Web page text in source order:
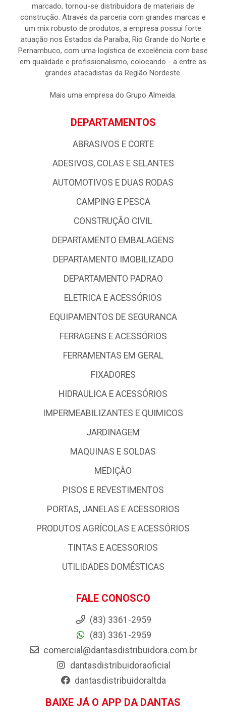
marcado, tornou-se distribuidora de materiais de
construção. Através da parceria com grandes marcas e
um mix robusto de produtos, a empresa possui forte
atuação nos Estados da Paraíba, Rio Grande do Norte e
Pernambuco, com uma logística de excelência com base
em qualidade e profissionalismo, colocando - a entre as
grandes atacadistas da Região Nordeste.
Mais uma empresa do Grupo Almeida.
DEPARTAMENTOS
ABRASIVOS E CORTE
ADESIVOS, COLAS E SELANTES
AUTOMOTIVOS E DUAS RODAS
CAMPING E PESCA
CONSTRUÇÃO CIVIL
DEPARTAMENTO EMBALAGENS
DEPARTAMENTO IMOBILIZADO
DEPARTAMENTO PADRAO
ELETRICA E ACESSÓRIOS
EQUIPAMENTOS DE SEGURANCA
FERRAGENS E ACESSÓRIOS
FERRAMENTAS EM GERAL
FIXADORES
HIDRAULICA E ACESSÓRIOS
IMPERMEABILIZANTES E QUIMICOS
JARDINAGEM
MAQUINAS E SOLDAS
MEDIÇÃO
PISOS E REVESTIMENTOS
PORTAS, JANELAS E ACESSORIOS
PRODUTOS AGRÍCOLAS E ACESSÓRIOS
TINTAS E ACESSORIOS
UTILIDADES DOMÉSTICAS
FALE CONOSCO
(83) 3361-2959
(83) 3361-2959
comercial@dantasdistribuidora.com.br
dantasdistribuidoraoficial
dantasdistribuidoraltda
BAIXE JÁ O APP DA DANTAS